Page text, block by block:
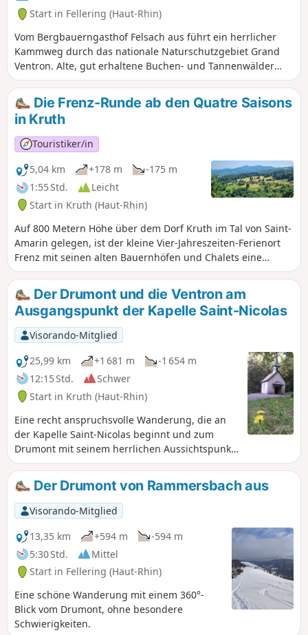
Start in Fellering (Haut-Rhin)
Vom Bergbauerngasthof Felsach aus führt ein herrlicher
Kammweg durch das nationale Naturschutzgebiet Grand
Ventron. Alte, gut erhaltene Buchen- und Tannenwälder
lösen die Geröllhalden ab und bieten herrliche Ausblicke
auf das Tal von Saint-Amarin und die Lothringer Vogesen.
Diese Route ist als Rundwanderung mit einer kleinen
Schleife um den Grand Ventron angelegt.
Die Frenz-Runde ab den Quatre Saisons
in Kruth
Touristiker/in
5,04 km
+178 m
-175 m
1:55 Std.
Leicht
Start in Kruth (Haut-Rhin)
Auf 800 Metern Höhe über dem Dorf Kruth im Tal von Saint-
Amarin gelegen, ist der kleine Vier-Jahreszeiten-Ferienort
Frenz mit seinen alten Bauernhöfen und Chalets eine
idyllische Oase der Ruhe in den Bergen. Ein Rundweg führt
um das Gelände herum und ermöglicht es, die Landschaft
aus allen Blickwinkeln zu bewundern, angefangen bei dem
herrlichen Panorama, das sich auf den großen Kamm der
Vogesen bietet.
Der Drumont und die Ventron am
Ausgangspunkt der Kapelle Saint-Nicolas
Visorando-Mitglied
25,99 km
+1 681 m
-1 654 m
12:15 Std.
Schwer
Start in Kruth (Haut-Rhin)
Eine recht anspruchsvolle Wanderung, die an
der Kapelle Saint-Nicolas beginnt und zum
Drumont mit seinem herrlichen Aussichtspunkt
sowie zum Grand Ventron führt, um
anschließend über den Staudamm von Kruth
und Frenz wieder hinabzusteigen. Herrliche
Ausblicke auf die wilden Wälder der
elsässischen Seite, das Ventron-Massiv und
natürlich mehrere 360°-Panoramablicke auf die
Vogesen.
Der Drumont von Rammersbach aus
Visorando-Mitglied
13,35 km
+594 m
-594 m
5:30 Std.
Mittel
Start in Fellering (Haut-Rhin)
Eine schöne Wanderung mit einem 360°-
Blick vom Drumont, ohne besondere
Schwierigkeiten.